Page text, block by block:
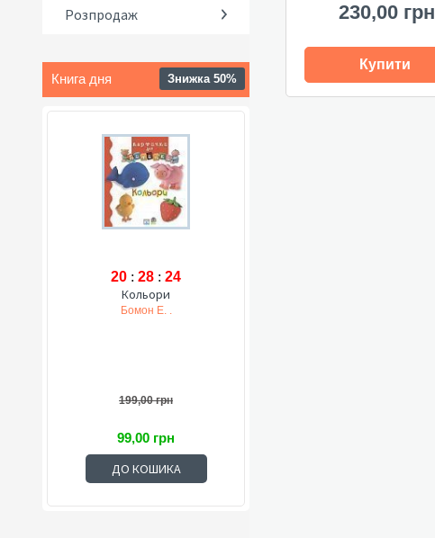
Розпродаж
Книга дня Знижка 50%
20 : 28 : 23
Кольори
Бомон Е. .
199,00 грн
99,00 грн
ДО КОШИКА
230,00 грн
Купити